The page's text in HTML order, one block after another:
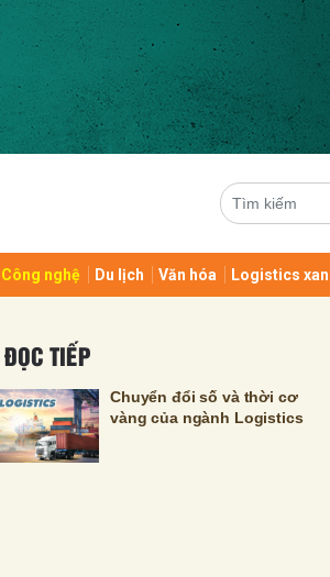
Công nghệ Du lịch Văn hóa Logistics
ĐỌC TIẾP
Chuyển đổi số và thời cơ
vàng của ngành Logistics